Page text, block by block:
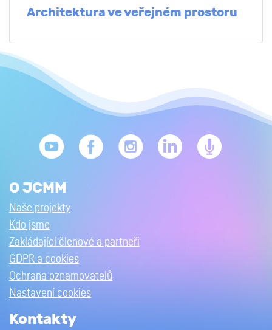
Architektura ve veřejném prostoru
O JCMM
Naše projekty
Kdo jsme
Zakládající členové a partneři
GDPR a cookies
Ochrana oznamovatelů
Nastavení cookies
Kontakty